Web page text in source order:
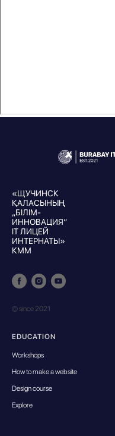
«ЩУЧИНСК
ҚАЛАСЫНЫҢ
„БІЛІМ-
ИННОВАЦИЯ“
IT ЛИЦЕЙ
ИНТЕРНАТЫ»
КММ
© since 2021
EDUCATION
Workshops
How to make a website
Design course
Explore